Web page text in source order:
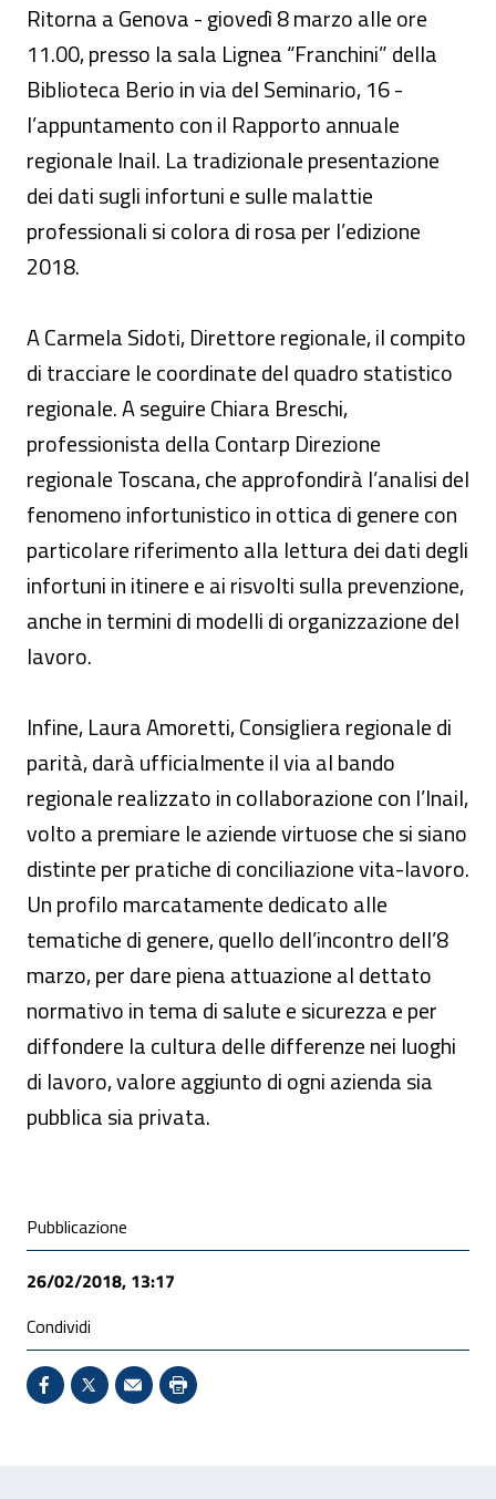
Ritorna a Genova - giovedì 8 marzo alle ore
11.00, presso la sala Lignea “Franchini” della
Biblioteca Berio in via del Seminario, 16 -
l’appuntamento con il Rapporto annuale
regionale Inail. La tradizionale presentazione
dei dati sugli infortuni e sulle malattie
professionali si colora di rosa per l’edizione
2018.
A Carmela Sidoti, Direttore regionale, il compito
di tracciare le coordinate del quadro statistico
regionale. A seguire Chiara Breschi,
professionista della Contarp Direzione
regionale Toscana, che approfondirà l’analisi del
fenomeno infortunistico in ottica di genere con
particolare riferimento alla lettura dei dati degli
infortuni in itinere e ai risvolti sulla prevenzione,
anche in termini di modelli di organizzazione del
lavoro.
Infine, Laura Amoretti, Consigliera regionale di
parità, darà ufficialmente il via al bando
regionale realizzato in collaborazione con l’Inail,
volto a premiare le aziende virtuose che si siano
distinte per pratiche di conciliazione vita-lavoro.
Un profilo marcatamente dedicato alle
tematiche di genere, quello dell’incontro dell’8
marzo, per dare piena attuazione al dettato
normativo in tema di salute e sicurezza e per
diffondere la cultura delle differenze nei luoghi
di lavoro, valore aggiunto di ogni azienda sia
pubblica sia privata.
Condivisione social
Pubblicazione
26/02/2018, 13:17
Condividi
Condividi su Facebook - Sito esterno - Apertura in
X - Sito esterno - Apertura in nuova finestra
Invio Mail: apre il programma di posta
Stampa pagina: scelta meno